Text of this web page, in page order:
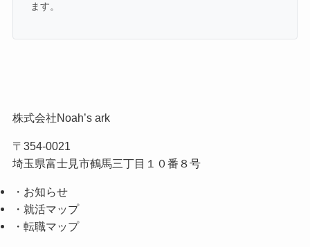
ます。
株式会社Noah’s ark
〒354-0021
埼玉県富士見市鶴馬三丁目１０番８号
・お知らせ
・就活マップ
・転職マップ